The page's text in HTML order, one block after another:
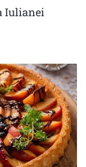
Iulianei